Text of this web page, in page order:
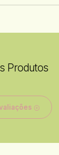
Produtos